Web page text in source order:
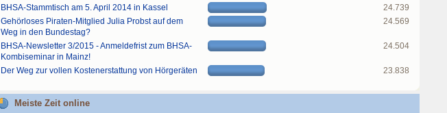
BHSA-Stammtisch am 5. April 2014 in Kassel
24.739
Gehörloses Piraten-Mitglied Julia Probst auf dem
Weg in den Bundestag?
24.569
BHSA-Newsletter 3/2015 - Anmeldefrist zum BHSA-
Kombiseminar in Mainz!
24.504
Der Weg zur vollen Kostenerstattung von Hörgeräten 23.838
Meiste Zeit online